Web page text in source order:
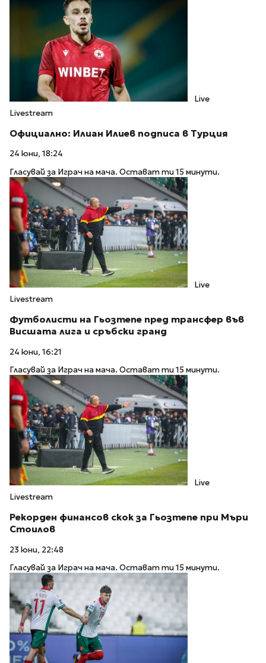
Live
Livestream
Официално: Илиан Илиев подписа в Турция
24 юни, 18:24
Гласувай за Играч на мача. Остават ти 15 минути.
Live
Livestream
Футболисти на Гьозтепе пред трансфер във
Висшата лига и сръбски гранд
24 юни, 16:21
Гласувай за Играч на мача. Остават ти 15 минути.
Live
Livestream
Рекорден финансов скок за Гьозтепе при Мъри
Стоилов
23 юни, 22:48
Гласувай за Играч на мача. Остават ти 15 минути.